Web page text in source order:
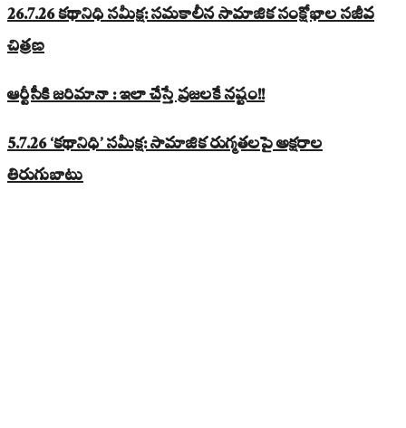
26.7.26 కథానిధి సమీక్ష: సమకాలీన సామాజిక సంక్షోభాల సజీవ
చిత్రణ
ఆర్టీసీకి జరిమానా : ఇలా చేస్తే ప్రజలకే నష్టం!!
5.7.26 ‘కథానిధి’ సమీక్ష: సామాజిక రుగ్మతలపై అక్షరాల
తిరుగుబాటు